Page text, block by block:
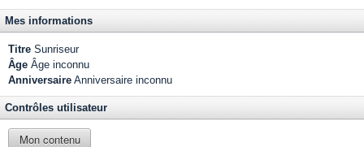
Mes informations
Titre Sunriseur
Âge Âge inconnu
Anniversaire Anniversaire inconnu
Contrôles utilisateur
Mon contenu